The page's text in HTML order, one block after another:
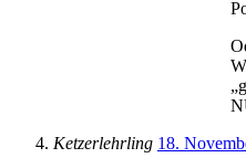
Ketzerlehrling 18.